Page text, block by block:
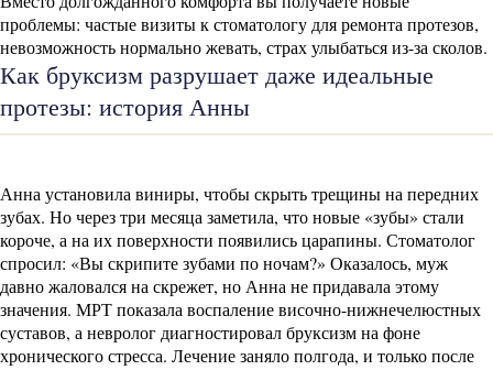
проблемы: частые визиты к стоматологу для ремонта протезов,
невозможность нормально жевать, страх улыбаться из-за сколов.
Как бруксизм разрушает даже идеальные
протезы: история Анны
Анна установила виниры, чтобы скрыть трещины на передних
зубах. Но через три месяца заметила, что новые «зубы» стали
короче, а на их поверхности появились царапины. Стоматолог
спросил: «Вы скрипите зубами по ночам?» Оказалось, муж
давно жаловался на скрежет, но Анна не придавала этому
значения. МРТ показала воспаление височно-нижнечелюстных
суставов, а невролог диагностировал бруксизм на фоне
хронического стресса. Лечение заняло полгода, и только после